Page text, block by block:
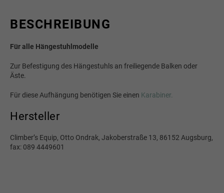
BESCHREIBUNG
Für alle Hängestuhlmodelle
Zur Befestigung des Hängestuhls an freiliegende Balken oder
Äste.
Für diese Aufhängung benötigen Sie einen Karabiner.
Hersteller
Climber’s Equip, Otto Ondrak, Jakoberstraße 13, 86152 Augsburg,
fax: 089 4449601